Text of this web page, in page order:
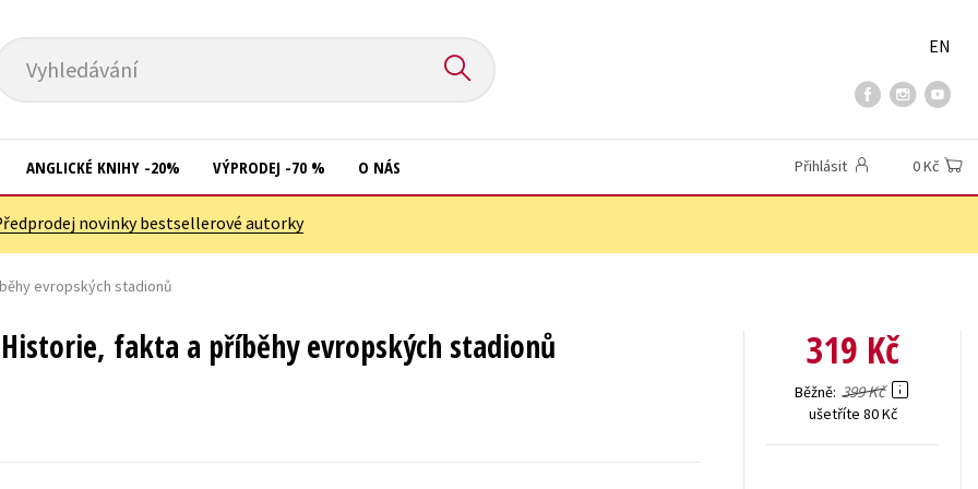
Vyhledávání
EN
Kuchařky
New Adult
Učebnice
ANGLICKÉ KNIHY -20% VÝPRODEJ -70 % O NÁS Přihlásit 0 Kč
novinky bestsellerové autorky
evropských stadionů
fakta a příběhy evropských stadionů 319 Kč
Běžně 399 Kč
ušetříte 80 Kč